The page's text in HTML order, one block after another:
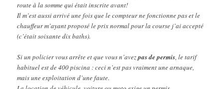
route à la somme qui était inscrite avant!
Il m’est aussi arrivé une fois que le compteur ne fonctionne pas et le
chauffeur m’ayant proposé le prix normal pour la course j’ai accepté
(c’était soixante dix baths).
Si un policier vous arrête et que vous n’avezpas de permis, le tarif
habituel est de 400 piscina : ceci n’est pas vraiment une arnaque,
mais une exploitation d’une faute.